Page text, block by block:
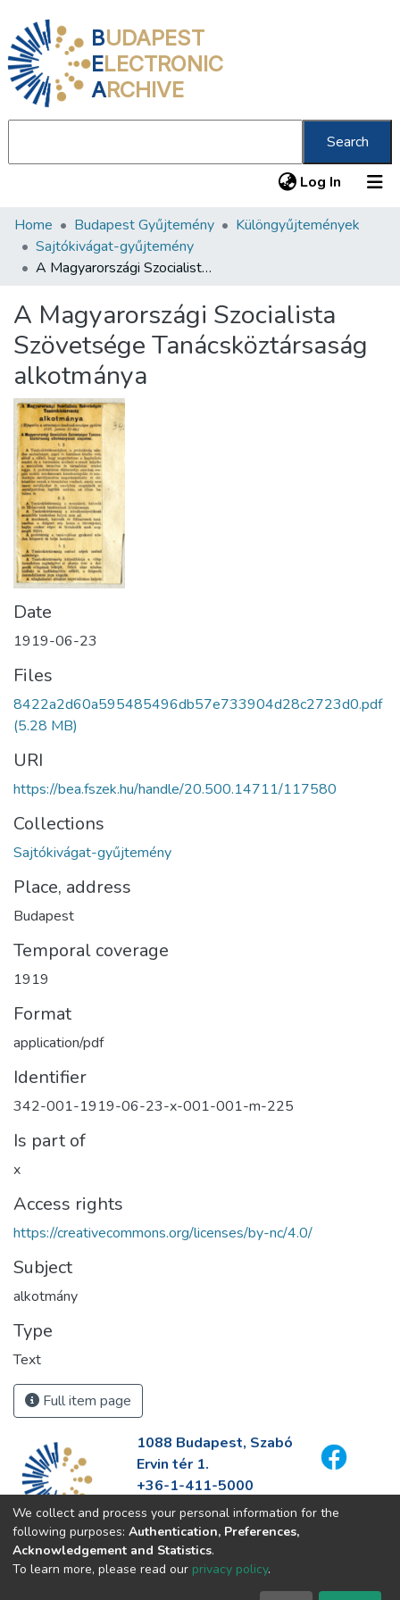
BUDAPEST
ELECTRONIC
ARCHIVE
Search
Log In (current)
Communities & Collections
All of DSpace
About us
Home Budapest Gyűjtemény
Különgyűjtemények
Sajtókivágat-gyűjtemény
A Magyarországi Szocialista Szövetsége Tanácsköztársaság alkotmánya
A Magyarországi Szocialista
Szövetsége Tanácsköztársaság
alkotmánya
Date
1919-06-23
Files
8422a2d60a595485496db57e733904d28c2723d0.pdf
(5.28 MB)
URI
https://bea.fszek.hu/handle/20.500.14711/117580
Collections
Sajtókivágat-gyűjtemény
Place, address
Budapest
Temporal coverage
1919
Format
application/pdf
Identifier
342-001-1919-06-23-x-001-001-m-225
Is part of
x
Access rights
https://creativecommons.org/licenses/by-nc/4.0/
Subject
alkotmány
Type
Text
Full item page
1088 Budapest, Szabó
Ervin tér 1.
+36-1-411-5000
info@fszek.hu
https://fszek.hu
We collect and process your personal information for the
following purposes: Authentication, Preferences,
Acknowledgement and Statistics.
To learn more, please read our privacy policy.